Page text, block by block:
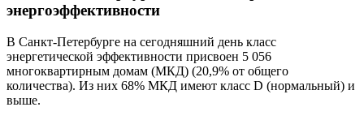
энергоэффективности
В Санкт-Петербурге на сегодняшний день класс
энергетической эффективности присвоен 5 056
многоквартирным домам (МКД) (20,9% от общего
количества). Из них 68% МКД имеют класс D (нормальный) и
выше.